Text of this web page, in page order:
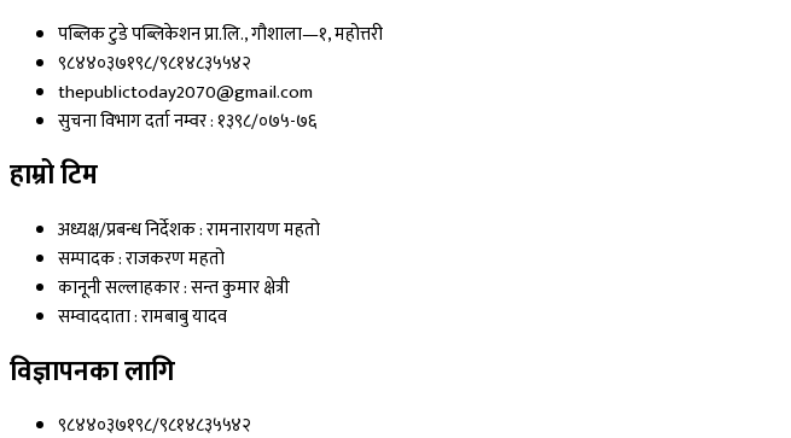
पब्लिक टुडे पब्लिकेशन प्रा.लि., गौशाला—१, महोत्तरी
९८४४०३७१९८/९८१४८३५५४२
thepublictoday2070@gmail.com
सुचना विभाग दर्ता नम्वर : १३९८/०७५-७६
हाम्रो टिम
अध्यक्ष/प्रबन्ध निर्देशक : रामनारायण महतो
सम्पादक : राजकरण महतो
कानूनी सल्लाहकार : सन्त कुमार क्षेत्री
सम्वाददाता : रामबाबु यादव
विज्ञापनका लागि
९८४४०३७१९८/९८१४८३५५४२